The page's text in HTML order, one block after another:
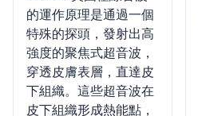
的運作原理是通過一個
特殊的探頭，發射出高
強度的聚焦式超音波，
穿透皮膚表層，直達皮
下組織。這些超音波在
皮下組織形成熱能點，